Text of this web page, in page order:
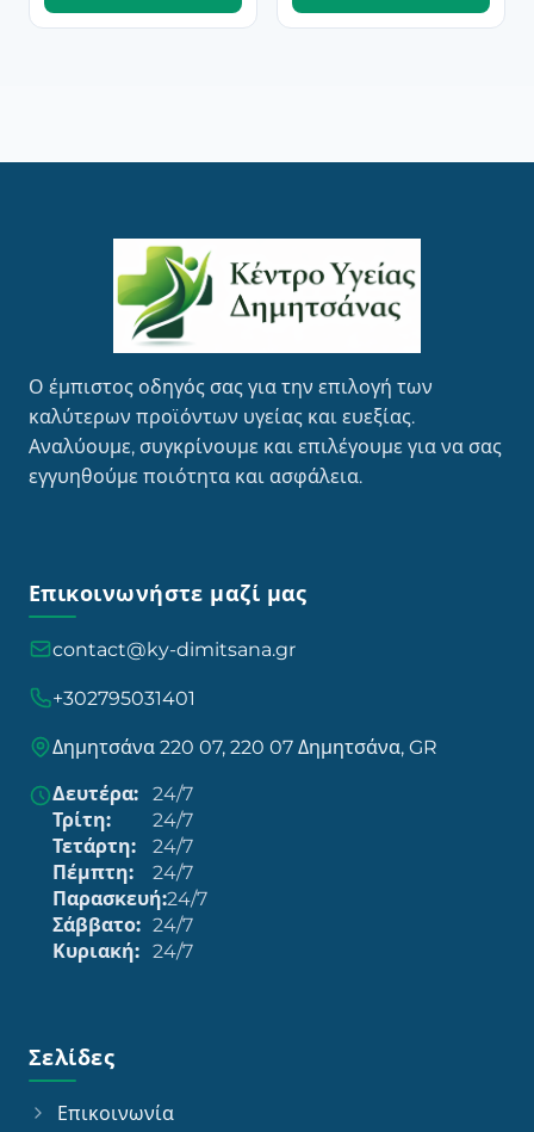
Ο έμπιστος οδηγός σας για την επιλογή των
καλύτερων προϊόντων υγείας και ευεξίας.
Αναλύουμε, συγκρίνουμε και επιλέγουμε για να σας
εγγυηθούμε ποιότητα και ασφάλεια.
Επικοινωνήστε μαζί μας
contact@ky-dimitsana.gr
+302795031401
Δημητσάνα 220 07, 220 07 Δημητσάνα, GR
Δευτέρα:
24/7
Τρίτη:
24/7
Τετάρτη:
24/7
Πέμπτη:
24/7
Παρασκευή:24/7
Σάββατο: 24/7
Κυριακή: 24/7
Σελίδες
Επικοινωνία